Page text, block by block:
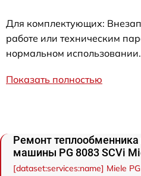
Для комплектующих:
работе или техническим
нормальном использовании.
Показать полностью
Ремонт
машины PG 8083 SCVi
[dataset:services:name] Miele